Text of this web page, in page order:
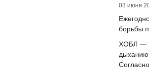
03 июня
борьбы
ХОБЛ —